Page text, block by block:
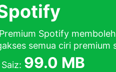
Spotify
semua ciri premium
Saiz: 99.0 MB